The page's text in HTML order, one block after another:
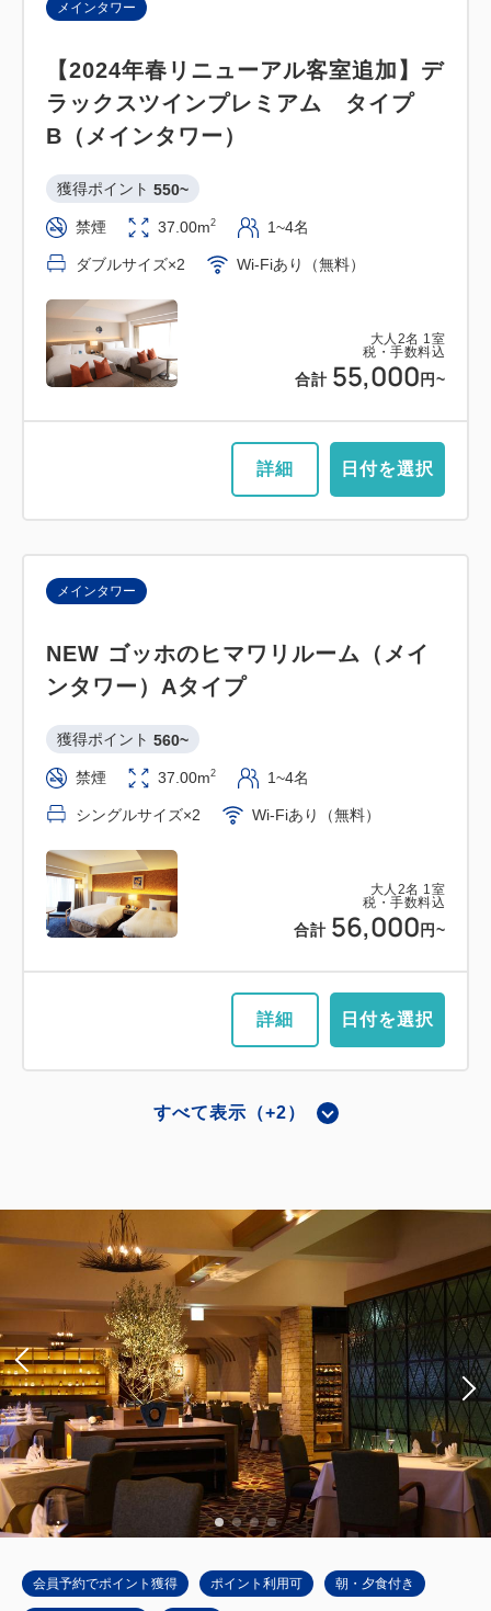
大人 2名 1室
税・手数料込
合計 55,000 円~
メインタワー
【2024年春リニューアル客室追加】デ
ラックスツインプレミアム タイプ
B（メインタワー）
獲得ポイント 550~
禁煙 37.00m2 1~4名
ダブルサイズ×2 Wi-Fiあり（無料）
詳細 日付を選択
大人 2名 1室
税・手数料込
合計 56,000 円~
メインタワー
NEW ゴッホのヒマワリルーム（メイ
ンタワー）Aタイプ
獲得ポイント 560~
禁煙 37.00m2 1~4名
シングルサイズ×2 Wi-Fiあり（無料）
詳細 日付を選択
大人2名1室
税・手数料込
合計 56,000円~
ンタワー）Bタイプ
獲得ポイント 560~
禁煙 37.00m 2 1~4名
ダブルサイズ×2 Wi-Fiあり（無料）
すべて表示（+2）
会員予約でポイント獲得 ポイント利用可 朝・夕食付き